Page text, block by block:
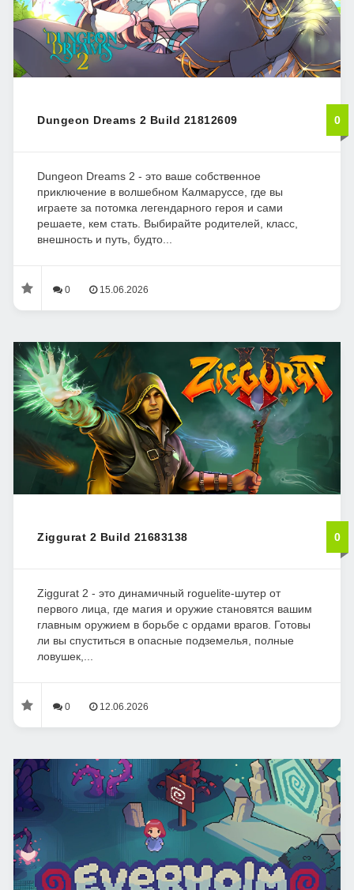
Dungeon Dreams 2 Build 21812609 0
Dungeon Dreams 2 - это ваше собственное
приключение в волшебном Калмаруссе, где вы
играете за потомка легендарного героя и сами
решаете, кем стать. Выбирайте родителей, класс,
внешность и путь, будто...
0 15.06.2026
Ziggurat 2 Build 21683138 0
Ziggurat 2 - это динамичный roguelite-шутер от
первого лица, где магия и оружие становятся вашим
главным оружием в борьбе с ордами врагов. Готовы
ли вы спуститься в опасные подземелья, полные
ловушек,...
0 12.06.2026